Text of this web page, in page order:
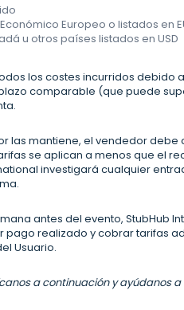
Europeo o listados en
u otros países listados en USD
los costes incurridos debido
comparable (que puede
las mantiene, el vendedor debe
se aplican a menos que el
investigará cualquier
antes del evento, StubHub
realizado y cobrar tarifas
Usuario.
a continuación y ayúdanos